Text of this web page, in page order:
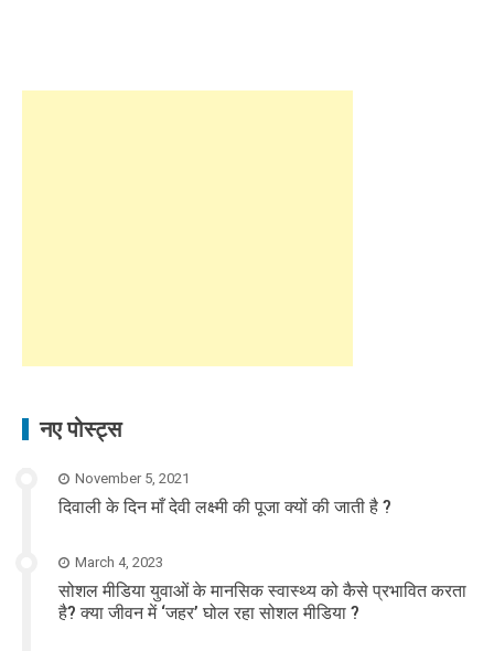
नए पोस्ट्स
November 5, 2021
दिवाली के दिन माँ देवी लक्ष्मी की पूजा क्यों की जाती है ?
March 4, 2023
सोशल मीडिया युवाओं के मानसिक स्वास्थ्य को कैसे प्रभावित करता
है? क्या जीवन में ‘जहर’ घोल रहा सोशल मीडिया ?